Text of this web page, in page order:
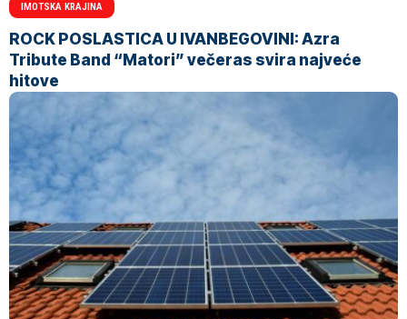
IMOTSKA KRAJINA
ROCK POSLASTICA U IVANBEGOVINI: Azra
Tribute Band “Matori” večeras svira najveće
hitove